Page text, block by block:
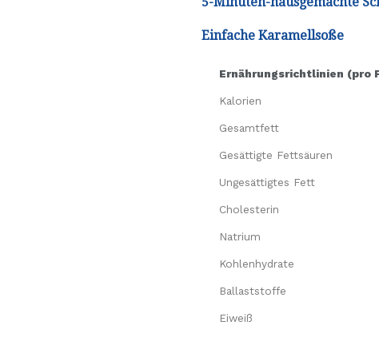
Einfache Karamellsoße
Ernährungsrichtlinien (pro
Kalorien
Gesamtfett
Gesättigte Fettsäuren
Ungesättigtes Fett
Cholesterin
Natrium
Kohlenhydrate
Ballaststoffe
Eiweiß